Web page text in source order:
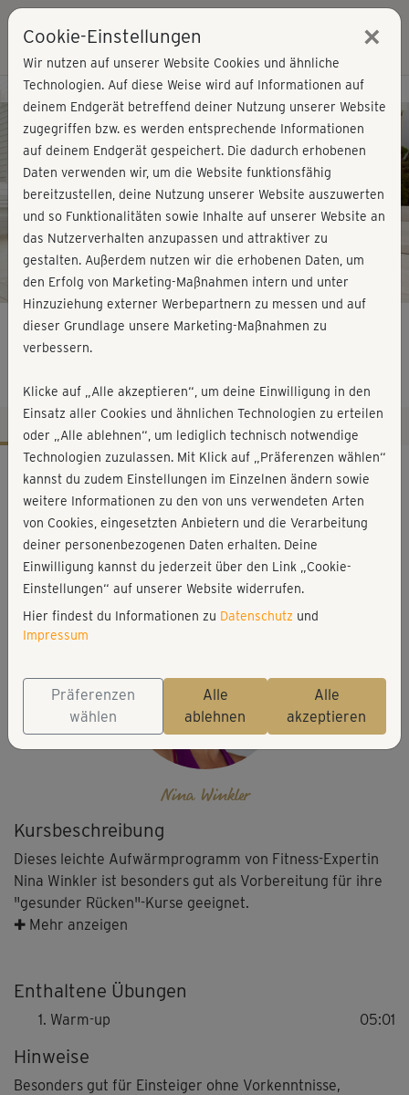
Play
Video
Kursvorschau - Jetzt mitmachen!
gesunder Rücken - Warm-up
Kursbeschreibung
Dieses leichte Aufwärmprogramm von Fitness-Expertin
Nina Winkler ist besonders gut als Vorbereitung für ihre
"gesunder Rücken"-Kurse geeignet.
für Senioren und Schwangere ist.
✚ Mehr anzeigen
Enthaltene Übungen
Warm-up 05:01
Hinweise
Besonders gut für Einsteiger ohne Vorkenntnisse,
Workout-Facts
leicht
5 Min
20 kcal
Nina Winkler
Nina Winkler
Cookie-Einstellungen ×
Wir nutzen auf unserer Website Cookies und ähnliche
Technologien. Auf diese Weise wird auf Informationen auf
deinem Endgerät betreffend deiner Nutzung unserer Website
zugegriffen bzw. es werden entsprechende Informationen
auf deinem Endgerät gespeichert. Die dadurch erhobenen
Daten verwenden wir, um die Website funktionsfähig
bereitzustellen, deine Nutzung unserer Website auszuwerten
und so Funktionalitäten sowie Inhalte auf unserer Website an
das Nutzerverhalten anzupassen und attraktiver zu
gestalten. Außerdem nutzen wir die erhobenen Daten, um
den Erfolg von Marketing-Maßnahmen intern und unter
Hinzuziehung externer Werbepartnern zu messen und auf
dieser Grundlage unsere Marketing-Maßnahmen zu
verbessern.
Klicke auf „Alle akzeptieren“, um deine Einwilligung in den
Einsatz aller Cookies und ähnlichen Technologien zu erteilen
oder „Alle ablehnen“, um lediglich technisch notwendige
Technologien zuzulassen. Mit Klick auf „Präferenzen wählen“
kannst du zudem Einstellungen im Einzelnen ändern sowie
weitere Informationen zu den von uns verwendeten Arten
von Cookies, eingesetzten Anbietern und die Verarbeitung
deiner personenbezogenen Daten erhalten. Deine
Einwilligung kannst du jederzeit über den Link „Cookie-
Einstellungen“ auf unserer Website widerrufen.
Hier findest du Informationen zu Datenschutz und
Impressum
Präferenzen
wählen
Alle
ablehnen
Alle
akzeptieren